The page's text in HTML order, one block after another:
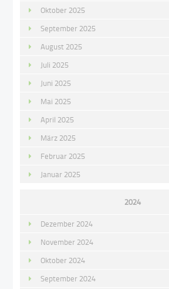
Oktober 2025
September 2025
August 2025
Juli 2025
Juni 2025
Mai 2025
April 2025
März 2025
Februar 2025
Januar 2025
2024
Dezember 2024
November 2024
Oktober 2024
September 2024